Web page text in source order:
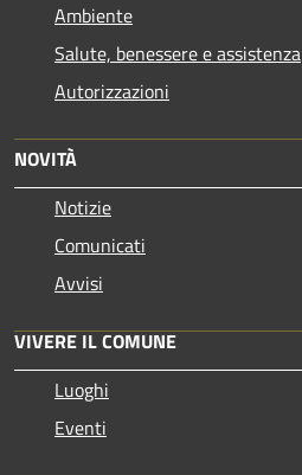
Ambiente
Salute, benessere e assistenza
Autorizzazioni
NOVITÀ
Notizie
Comunicati
Avvisi
VIVERE IL COMUNE
Luoghi
Eventi